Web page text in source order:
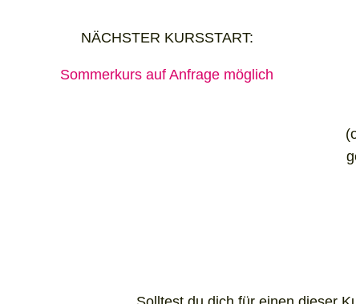
NÄCHSTER KURSSTART:
Sommerkurs auf Anfrage möglich